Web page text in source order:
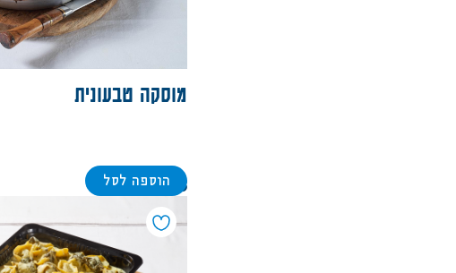
מוסקה טבעונית
148הוספה לסל